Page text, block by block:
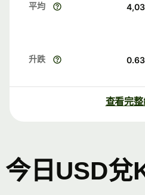
平均
升跌 0.63
查看完
今日USD兌